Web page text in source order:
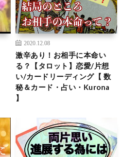
2020.12.08
激辛あり！お相手に本命い
る？【タロット】恋愛/片想
い/カードリーディング【 数
秘＆カード・占い・Kurona
】